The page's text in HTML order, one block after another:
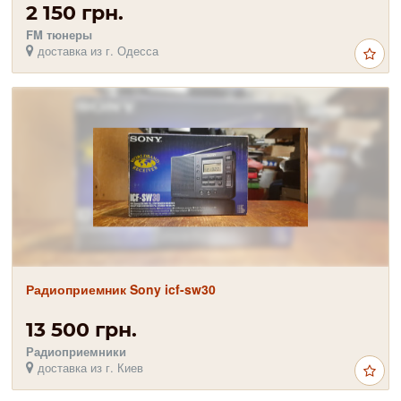
2 150 грн.
FM тюнеры
доставка из г. Одесса
Радиоприемник Sony icf-sw30
13 500 грн.
Радиоприемники
доставка из г. Киев